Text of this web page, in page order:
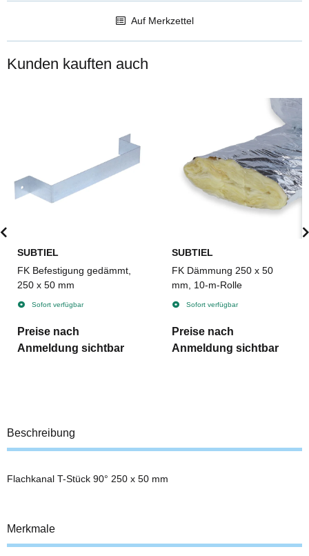
Auf Merkzettel
Kunden kauften auch
SUBTIEL
FK Befestigung gedämmt,
250 x 50 mm
Sofort verfügbar
Preise nach
Anmeldung sichtbar
SUBTIEL
FK Dämmung 250 x 50
mm, 10-m-Rolle
Sofort verfügbar
Preise nach
Anmeldung sichtbar
Beschreibung
Flachkanal T-Stück 90° 250 x 50 mm
Merkmale